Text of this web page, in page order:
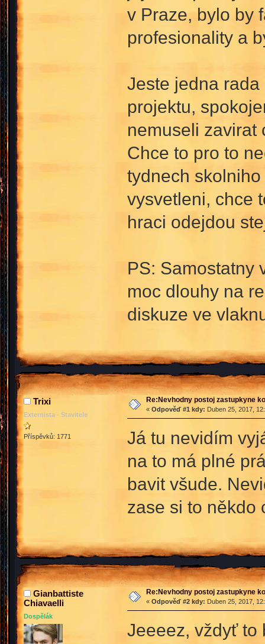
v Praze, bylo by
profesionality a
Jeste jedna
projektu,
nemuseli zavirat
Chce to pro to
tydnech
vysvetleni, chce
hraci odejdou
PS: Samostatny
moc dlouhy na
diskuze ve
Trixi
Externista - Stavitele
Příspěvků: 1771
Re:Nevhodny postoj zastupkyne
« Odpověď #1 kdy: Duben 25, 2017,
Já tu nevidím
na to má plné
bavit všude.
zase si to někdo
Gianbattiste
Chiavaelli
Dospělák
Re:Nevhodny postoj zastupkyne
« Odpověď #2 kdy: Duben 25, 2017,
Jeeeez, vždyť to